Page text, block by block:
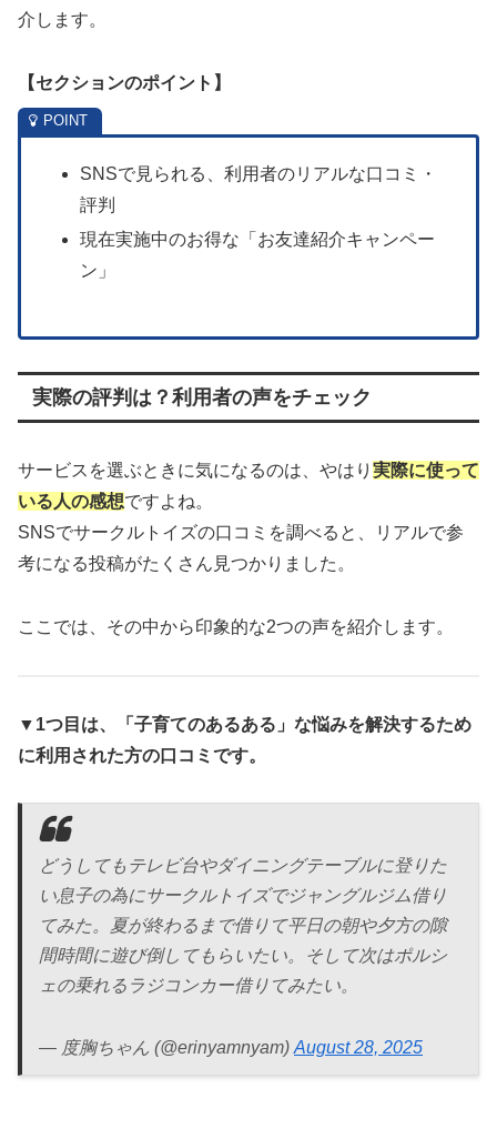
介します。
【セクションのポイント】
SNSで見られる、利用者のリアルな口コミ・
評判
現在実施中のお得な「お友達紹介キャンペー
ン」
実際の評判は？利用者の声をチェック
サービスを選ぶときに気になるのは、やはり 実際に使って
いる人の感想ですよね。
SNSでサークルトイズの口コミを調べると、リアルで参
考になる投稿がたくさん見つかりました。
ここでは、その中から印象的な2つの声を紹介します。
▼1つ目は、「子育てのあるある」な悩みを解決するため
に利用された方の口コミです。
どうしてもテレビ台やダイニングテーブルに登りた
い息子の為にサークルトイズでジャングルジム借り
てみた。夏が終わるまで借りて平日の朝や夕方の隙
間時間に遊び倒してもらいたい。そして次はポルシ
ェの乗れるラジコンカー借りてみたい。
— 度胸ちゃん (@erinyamnyam) August 28, 2025